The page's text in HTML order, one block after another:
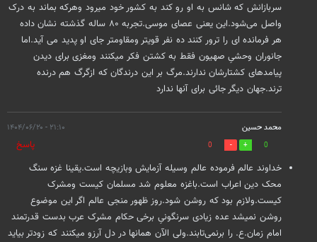
سربازانش که شانس به او رو کند به کشور خود میرود وهرکه بماند به درک
واصل می‌شود.این یعنی عصای موسی.تجربه ۸۰ ساله گذشته نشان داده
هر فرمانده ای را ترور کنند ده نفر قویتر ومقاومتر جای او پدید می آید.اما
جانوران وحشیِ صهیون فقط به کشتن فکر میکنند ومغزی برای دیدن
پیامدهای کشتارشان ندارند.مرگ بر این درندگان که ازگرگ هم درنده
ترند.جهان دیگر جائی برای آنها ندارد
محمد حسین ۲۱:۱۰ - ۱۴۰۴/۰۶/۲۰
0
0
پاسخ
خداوند عالم فرموده عالم وسیله آزمایش وبازیچه است.یقینا غزه سنگ
محک دین اعراب است.باغزه معلوم شد مسلمان کیست ومشرک
کیست.ولازم بود که روشن شود.روز ظهور منجی عالم اگر این موضوع
روشن نمیشد عده زیادی سرنگونیِ برخی حکام مشرک عرب بدست قدرتمند
امام زمان.ع. را برنمی‌تابند.ولی الآن همانها در دل آرزو میکنند که زودتر بیاید